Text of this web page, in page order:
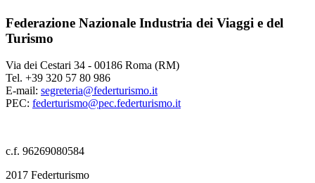
Federazione Nazionale Industria dei Viaggi e del
Turismo
Via dei Cestari 34 - 00186 Roma (RM)
Tel. +39 320 57 80 986
E-mail: segreteria@federturismo.it
PEC: federturismo@pec.federturismo.it
c.f. 96269080584
2017 Federturismo